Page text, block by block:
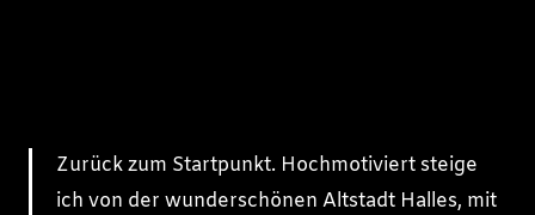
Zurück zum Startpunkt. Hochmotiviert steige
ich von der wunderschönen Altstadt Halles, mit